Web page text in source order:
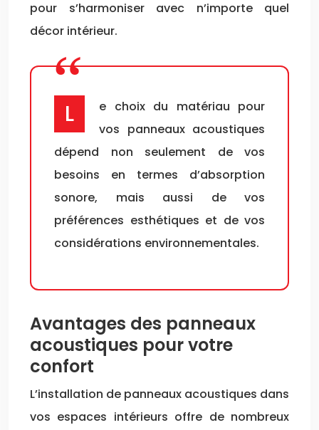
pour s’harmoniser avec n’importe quel
décor intérieur.
Le choix du matériau pour
vos panneaux acoustiques
dépend non seulement de vos
besoins en termes d’absorption
sonore, mais aussi de vos
préférences esthétiques et de vos
considérations environnementales.
Avantages des panneaux
acoustiques pour votre
confort
L’installation de panneaux acoustiques dans
vos espaces intérieurs offre de nombreux